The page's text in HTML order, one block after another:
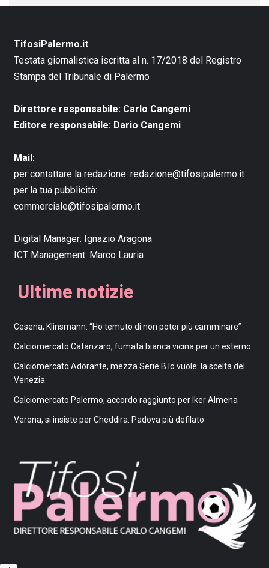
TifosiPalermo.it
Testata giornalistica iscritta al n. 17/2018 del Registro
Stampa del Tribunale di Palermo
Direttore responsabile: Carlo Cangemi
Editore responsabile: Dario Cangemi
Mail:
per contattare la redazione: redazione@tifosipalermo.it
per la tua pubblicità:
commerciale@tifosipalermo.it
Digital Manager: Ignazio Aragona
ICT Management: Marco Lauria
Ultime notizie
Cesena, Klinsmann: “Ho temuto di non poter più camminare”
Calciomercato Catanzaro, fumata bianca vicina per un esterno
Calciomercato Adorante, mezza Serie B lo vuole: la scelta del
Venezia
Calciomercato Palermo, accordo raggiunto per Iker Almena
Verona, si insiste per Cheddira: Padova più defilato